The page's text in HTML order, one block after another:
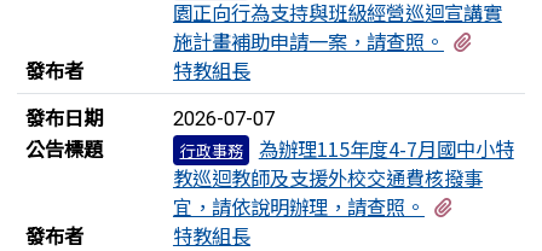
園正向行為支持與班級經營巡迴宣講實
施計畫補助申請一案，請查照。
發布者
特教組長
發布日期
2026-07-07
公告標題 行政事務
為辦理115年度4-7月國中小特
教巡迴教師及支援外校交通費核撥事
宜，請依說明辦理，請查照。
發布者
特教組長